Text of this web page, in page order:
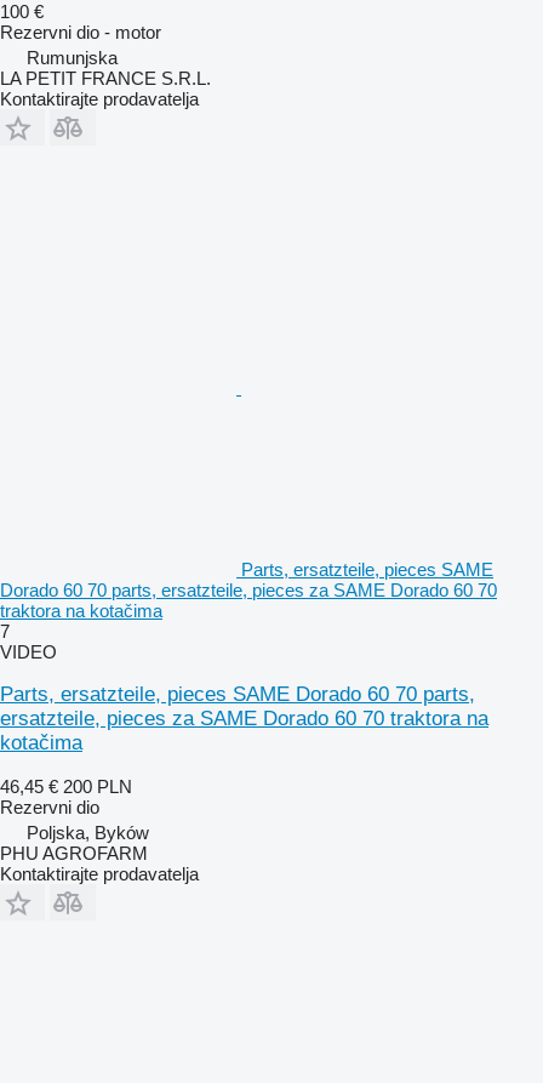
100 €
Rezervni dio - motor
Rumunjska
LA PETIT FRANCE S.R.L.
Kontaktirajte prodavatelja
Parts, ersatzteile, pieces SAME
Dorado 60 70 parts, ersatzteile, pieces za SAME Dorado 60 70
traktora na kotačima
7
VIDEO
Parts, ersatzteile, pieces SAME Dorado 60 70 parts,
ersatzteile, pieces za SAME Dorado 60 70 traktora na
kotačima
46,45 € 200 PLN
Rezervni dio
Poljska, Byków
PHU AGROFARM
Kontaktirajte prodavatelja